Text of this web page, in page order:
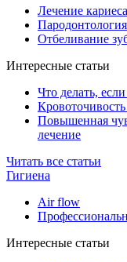
Лечение кариеса
Пародонтология
Отбеливание
Интересные статьи
Что делать,
Повышенная
лечение
Читать все статьи
Гигиена
Air flow
Интересные статьи